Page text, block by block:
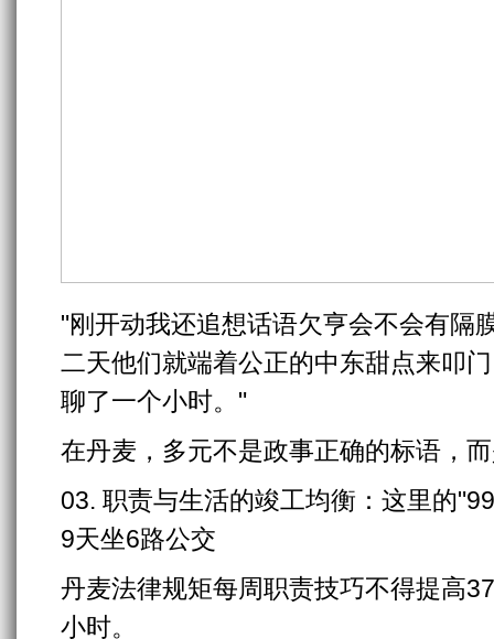
"刚开动我还追想话语欠亨会不会有隔
二天他们就端着公正的中东甜点来叩
聊了一个小时。"
在丹麦，多元不是政事正确的标语，
03. 职责与生活的竣工均衡：这里的
9天坐6路公交
丹麦法律规矩每周职责技巧不得提高
小时。